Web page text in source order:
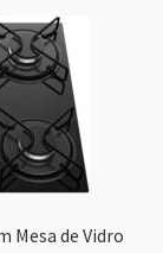
Mesa de Vidro